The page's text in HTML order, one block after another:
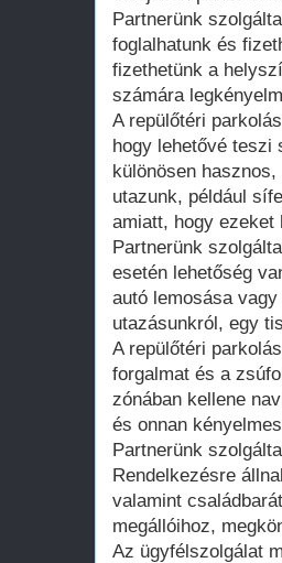
Partnerünk
foglalhatunk és
fizethetünk a
számára
A repülőtéri
hogy lehetővé teszi
különösen
utazunk, például
amiatt, hogy ezeket
Partnerünk
esetén lehetőség
autó lemosása
utazásunkról, egy
A repülőtéri
forgalmat és a
zónában kellene
és onnan
Partnerünk
Rendelkezésre
valamint
megállóihoz,
Az ügyfélszolgálat